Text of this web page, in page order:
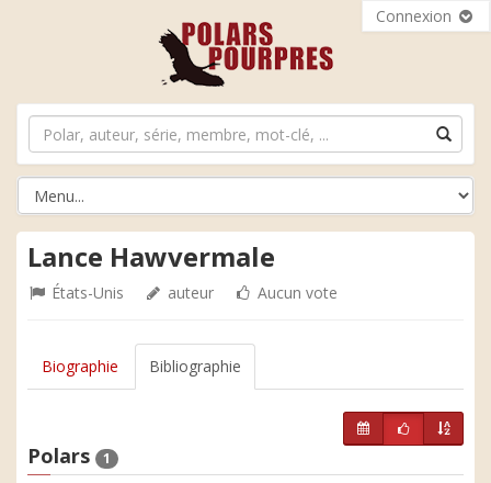
Connexion
Lance Hawvermale
États-Unis auteur Aucun vote
Biographie Bibliographie
Polars 1